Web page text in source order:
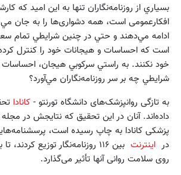
بسياري از روزنامه‌نگاران تنها به اين اميد كه
افکارعمومی ‌است، همه دشواری‌ها را به جان
ادامه مي‌دهند و حتي در چنين شرايطي تمام
است كه احساسات و هيجانات خود را كنترل كرده
خود نکنند. به راستي سركوبي هيجان،
شرايطي چه بر سر روزنامه‌نگاران مي‌آورد؟
به تازگی روانپزشک‌های دانشگاه تورنتو - کانادا
داده‌اند. آنان در این تحقیق که نتایجش در
پزشکی کانادا به چاپ رسیده است،
در اینترنت
بین ۱۱۶ روزنامه‌نگار توزیع
روی سلامت روانی آنها تأثیر می‌گذارد.